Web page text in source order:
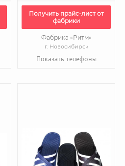
Получить прайс-лист от
фабрики
Фабрика «Ритм»
г. Новосибирск
Показать телефоны